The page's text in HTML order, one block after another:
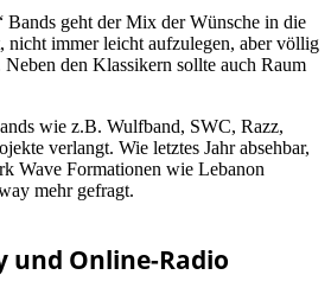
Bands geht der Mix der Wünsche in die
immer leicht aufzulegen, aber völlig
den Klassikern sollte auch Raum
wie z.B. Wulfband, SWC, Razz,
verlangt. Wie letztes Jahr absehbar,
Wave Formationen wie Lebanon
mehr gefragt.
und Online-Radio